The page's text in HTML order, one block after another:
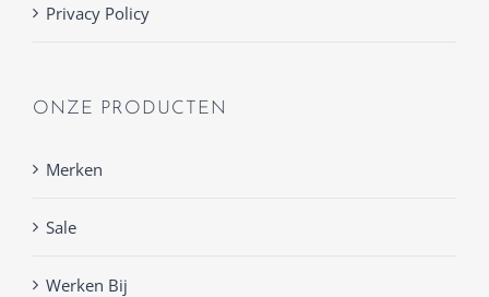
Privacy Policy
ONZE PRODUCTEN
Merken
Sale
Werken Bij